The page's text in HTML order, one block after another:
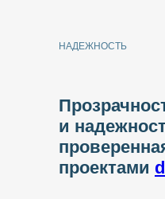
и
проектами
НАДЕЖНОСТЬ